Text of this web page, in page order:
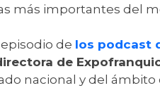
más importantes del
de los podcast
de
nacional y del ámbito